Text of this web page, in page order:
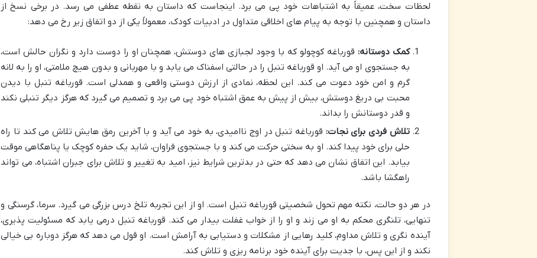
لحظات سخت، عمیقاً به اشتباهات خود پی می برد. اینجاست که داستان به نقطه عطفی می رسد. در برخی نسخ از
داستان و همچنین با توجه به پیام های اخلاقی متداول در ادبیات کودک، معمولاً یکی از دو اتفاق زیر رخ می دهد:
کمک دوستانه: قورباغه کوچولو که با وجود لجبازی های دوستش، همچنان او را دوست دارد و نگران حالش است،
به جستجوی او می آید. او قورباغه تنبل را در حالتی اسفناک می یابد و با مهربانی و بدون هیچ ملامتی، او را به لانه
گرم و امن خود دعوت می کند. این لحظه، نمادی از ارزش دوستی واقعی و همدلی است. قورباغه تنبل با دیدن
محبت بی دریغ دوستش، بیش از پیش به عمق اشتباه خود پی می برد و تصمیم می گیرد که هرگز دیگر تنبلی نکند
و قدر دوستانش را بداند.
تلاش فردی برای نجات: قورباغه تنبل در اوج ناامیدی، به خود می آید و با آخرین رمق هایش تلاش می کند تا راه
حلی برای خود پیدا کند. او به سختی حرکت می کند و با جستجوی فراوان، شاید یک حفره کوچک یا پناهگاهی موقت
بیابد. این اتفاق نشان می دهد که حتی در بدترین شرایط نیز، امید به تغییر و تلاش برای جبران اشتباه، می تواند
راهگشا باشد.
در هر دو حالت، نکته مهم تحول شخصیتی قورباغه تنبل است. او از این تجربه تلخ درس بزرگی می گیرد. سرما، گرسنگی و
تنهایی، تلنگری محکم به او می زند و او را از خواب غفلت بیدار می کند. قورباغه تنبل درمی یابد که مسئولیت پذیری،
آینده نگری و تلاش مداوم، کلید رهایی از مشکلات و دستیابی به آرامش است. او قول می دهد که هرگز دوباره بی خیالی
نکند و از این پس، با جدیت برای آینده خود برنامه ریزی و تلاش کند.